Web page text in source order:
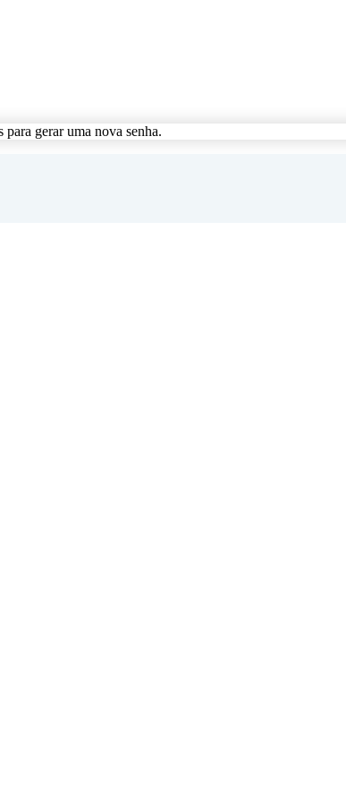
gerar uma nova senha.